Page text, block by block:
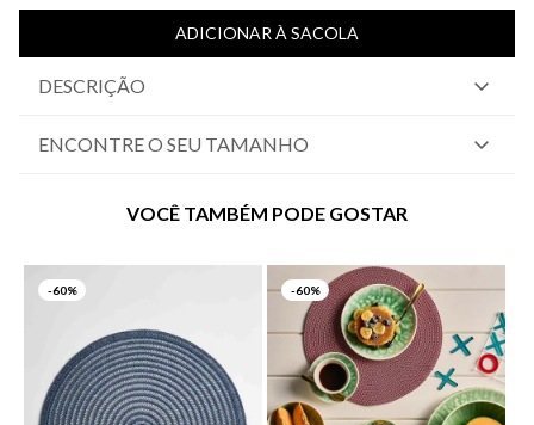
ADICIONAR À SACOLA
DESCRIÇÃO
ENCONTRE O SEU TAMANHO
VOCÊ TAMBÉM PODE GOSTAR
-60% -60%